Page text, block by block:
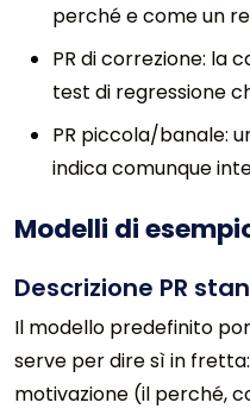
perché e come un
PR di correzione: la
test di regressione
PR piccola/banale:
indica comunque
Modelli di
Descrizione PR
Il modello predefinito
serve per dire sì in
motivazione (il perché,